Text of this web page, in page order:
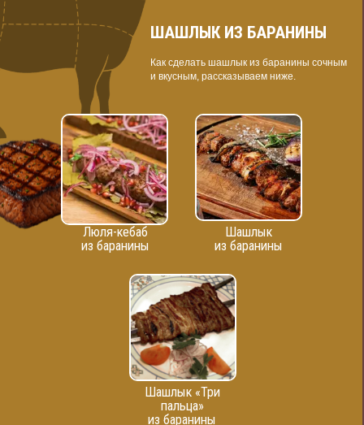
ШАШЛЫК ИЗ БАРАНИНЫ
Как сделать шашлык из баранины сочным
и вкусным, рассказываем ниже.
Люля-кебаб
из баранины
Шашлык
из баранины
Шашлык «Три
пальца»
из баранины